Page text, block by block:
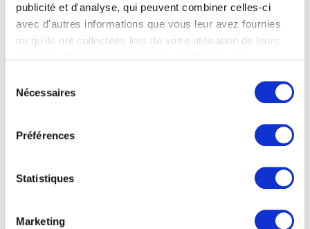
publicité et d'analyse, qui peuvent combiner celles-ci
avec d'autres informations que vous leur avez fournies
ou qu'ils ont collectées lors de votre utilisation de leurs
Nécessaires
Préférences
Statistiques
Marketing